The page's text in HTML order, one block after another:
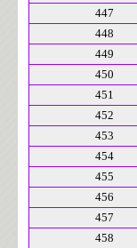
447
448
449
450
451
452
453
454
455
456
457
458